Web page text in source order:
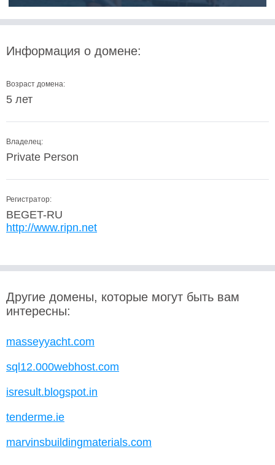
Информация о домене:
Возраст домена:
5 лет
Владелец:
Private Person
Регистратор:
BEGET-RU
http://www.ripn.net
Другие домены, которые могут быть вам
интересны:
masseyyacht.com
sql12.000webhost.com
isresult.blogspot.in
tenderme.ie
marvinsbuildingmaterials.com